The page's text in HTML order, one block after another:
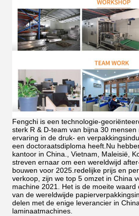
Fengchi is een technologie-
sterk R & D-team van bijna 30
ervaring in de druk- en
een doctoraatsdiploma heeft.Nu
kantoor in China., Vietnam, Maleisië,
streven ernaar om een wereldwijd
bouwen voor 2025.redelijke prijs en
verkoop, zijn we top 5 omzet in China
machine 2021. Het is de moeite
van de wereldwijde
delen met de enige leverancier in
laminaatmachines.